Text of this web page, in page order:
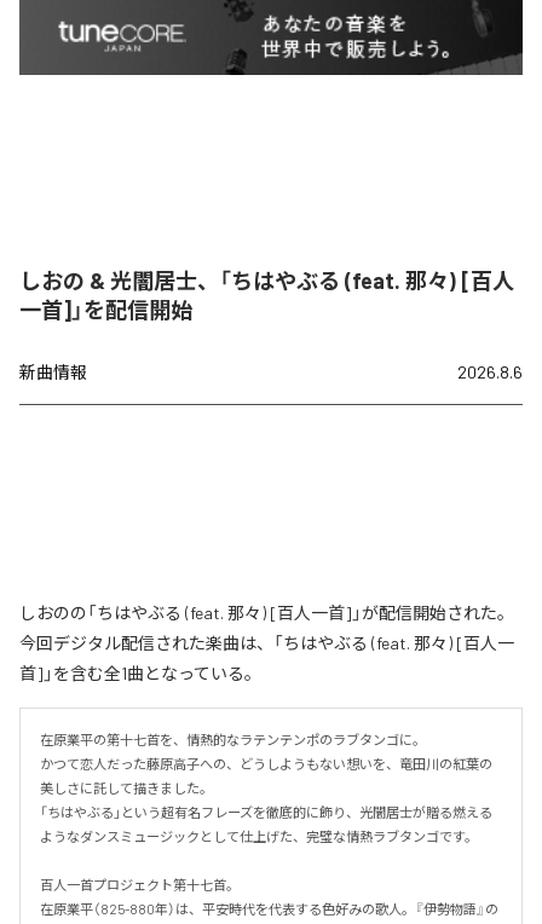
しおの & 光闇居士、「ちはやぶる (feat. 那々) [百人
一首]」を配信開始
新曲情報 2026.8.6
しおのの「ちはやぶる (feat. 那々) [百人一首]」が配信開始された。
今回デジタル配信された楽曲は、「ちはやぶる (feat. 那々) [百人一
首]」を含む全1曲となっている。
在原業平の第十七首を、情熱的なラテンテンポのラブタンゴに。
かつて恋人だった藤原高子への、どうしようもない想いを、竜田川の紅葉の
美しさに託して描きました。
「ちはやぶる」という超有名フレーズを徹底的に飾り、光闇居士が贈る燃える
ようなダンスミュージックとして仕上げた、完璧な情熱ラブタンゴです。
百人一首プロジェクト第十七首。
在原業平（825-880年）は、平安時代を代表する色好みの歌人。『伊勢物語』の